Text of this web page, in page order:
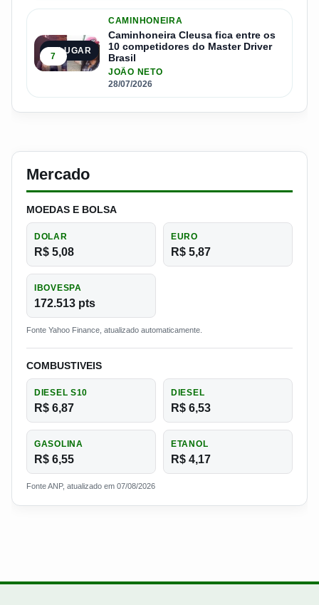
5º LUGAR
7
CAMINHONEIRA
Caminhoneira Cleusa fica entre os
10 competidores do Master Driver
Brasil
JOÃO NETO
28/07/2026
Mercado
MOEDAS E BOLSA
DOLAR
R$ 5,08
EURO
R$ 5,87
IBOVESPA
172.513 pts
Fonte Yahoo Finance, atualizado automaticamente.
COMBUSTIVEIS
DIESEL S10
R$ 6,87
DIESEL
R$ 6,53
GASOLINA
R$ 6,55
ETANOL
R$ 4,17
Fonte ANP, atualizado em 07/08/2026